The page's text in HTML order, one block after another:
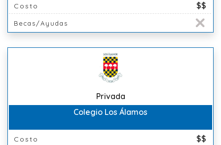
Costo $$
Becas/Ayudas
Privada
Colegio Los Álamos
Costo $$